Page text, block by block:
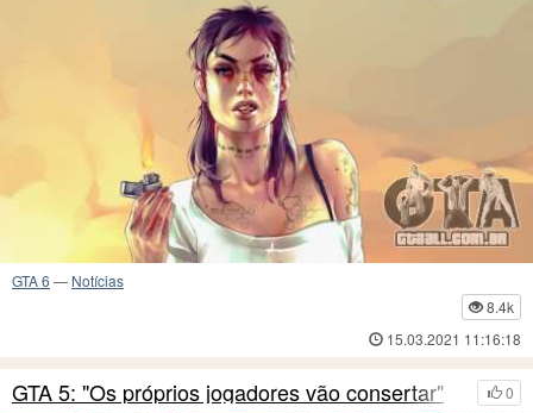
GTA 6 — Notícias
8.4k
15.03.2021 11:16:18
0
GTA 5: "Os próprios jogadores vão consertar"